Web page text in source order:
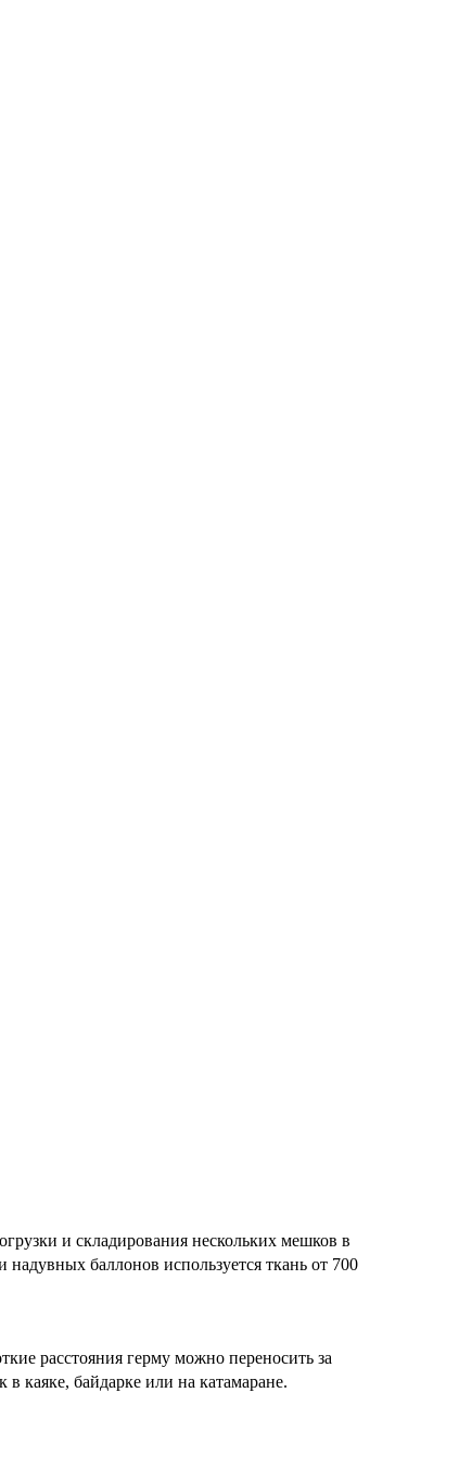
и складирования нескольких мешков в
баллонов используется ткань от 700
расстояния герму можно переносить за
каяке, байдарке или на катамаране.